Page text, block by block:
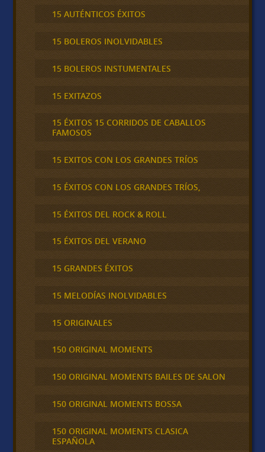
15 AUTÉNTICOS ÉXITOS
15 BOLEROS INOLVIDABLES
15 BOLEROS INSTUMENTALES
15 EXITAZOS
15 ÉXITOS 15 CORRIDOS DE CABALLOS
FAMOSOS
15 EXITOS CON LOS GRANDES TRÍOS
15 ÉXITOS CON LOS GRANDES TRÍOS,
15 ÉXITOS DEL ROCK & ROLL
15 ÉXITOS DEL VERANO
15 GRANDES ÉXITOS
15 MELODÍAS INOLVIDABLES
15 ORIGINALES
150 ORIGINAL MOMENTS
150 ORIGINAL MOMENTS BAILES DE SALON
150 ORIGINAL MOMENTS BOSSA
150 ORIGINAL MOMENTS CLASICA
ESPAÑOLA